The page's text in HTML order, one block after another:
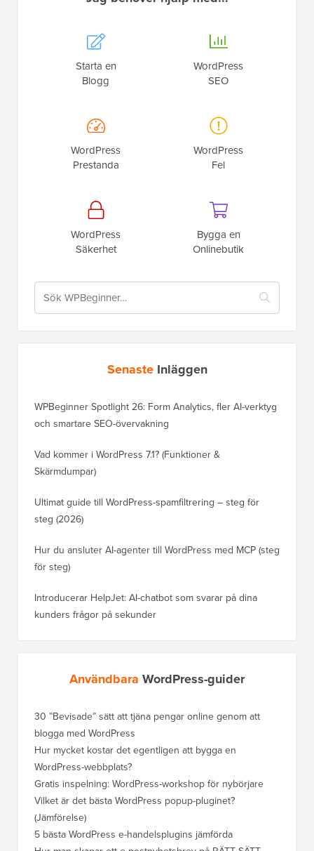
Starta en
Blogg
WordPress
SEO
WordPress
Prestanda
WordPress
Fel
WordPress
Säkerhet
Bygga en
Onlinebutik
Senaste Inläggen
WPBeginner Spotlight 26: Form Analytics, fler AI-verktyg
och smartare SEO-övervakning
Vad kommer i WordPress 7.1? (Funktioner &
Skärmdumpar)
Ultimat guide till WordPress-spamfiltrering – steg för
steg (2026)
Hur du ansluter AI-agenter till WordPress med MCP (steg
för steg)
Introducerar HelpJet: AI-chatbot som svarar på dina
kunders frågor på sekunder
Användbara WordPress-guider
30 ”Bevisade” sätt att tjäna pengar online genom att
blogga med WordPress
Hur mycket kostar det egentligen att bygga en
WordPress-webbplats?
Gratis inspelning: WordPress-workshop för nybörjare
Vilket är det bästa WordPress popup-pluginet?